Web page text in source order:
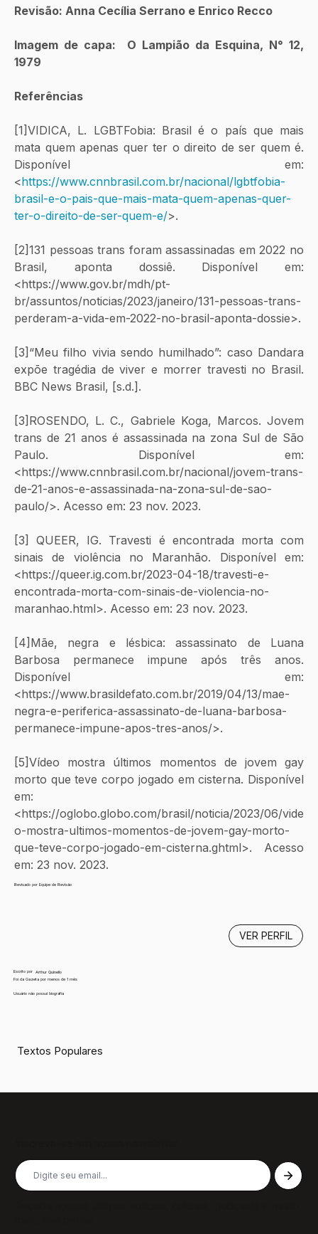
Revisão: Anna Cecília Serrano e Enrico Recco
Imagem de capa:  O Lampião da Esquina, N° 12,
1979
Referências
[1]VIDICA, L. LGBTFobia: Brasil é o país que mais
mata quem apenas quer ter o direito de ser quem é.
Disponível em:
<https://www.cnnbrasil.com.br/nacional/lgbtfobia-
brasil-e-o-pais-que-mais-mata-quem-apenas-quer-
ter-o-direito-de-ser-quem-e/>.
[2]131 pessoas trans foram assassinadas em 2022 no
Brasil, aponta dossiê. Disponível em:
<https://www.gov.br/mdh/pt-
br/assuntos/noticias/2023/janeiro/131-pessoas-trans-
perderam-a-vida-em-2022-no-brasil-aponta-dossie>.
[3]“Meu filho vivia sendo humilhado”: caso Dandara
expõe tragédia de viver e morrer travesti no Brasil.
BBC News Brasil, [s.d.].
[3]ROSENDO, L. C., Gabriele Koga, Marcos. Jovem
trans de 21 anos é assassinada na zona Sul de São
Paulo. Disponível em:
<https://www.cnnbrasil.com.br/nacional/jovem-trans-
de-21-anos-e-assassinada-na-zona-sul-de-sao-
paulo/>. Acesso em: 23 nov. 2023.
[3] QUEER, IG. Travesti é encontrada morta com
sinais de violência no Maranhão. Disponível em:
<https://queer.ig.com.br/2023-04-18/travesti-e-
encontrada-morta-com-sinais-de-violencia-no-
maranhao.html>. Acesso em: 23 nov. 2023.
[4]Mãe, negra e lésbica: assassinato de Luana
Barbosa permanece impune após três anos.
Disponível em:
<https://www.brasildefato.com.br/2019/04/13/mae-
negra-e-periferica-assassinato-de-luana-barbosa-
permanece-impune-apos-tres-anos/>.
[5]Vídeo mostra últimos momentos de jovem gay
morto que teve corpo jogado em cisterna. Disponível
em:
<https://oglobo.globo.com/brasil/noticia/2023/06/vide
o-mostra-ultimos-momentos-de-jovem-gay-morto-
que-teve-corpo-jogado-em-cisterna.ghtml>. Acesso
em: 23 nov. 2023.
Revisado por Equipe de Revisão
Escrito por
Arthur Quinello
Foi da Gazeta por menos de 1 mês
Usuário não possui biografia
VER PERFIL
Textos Populares